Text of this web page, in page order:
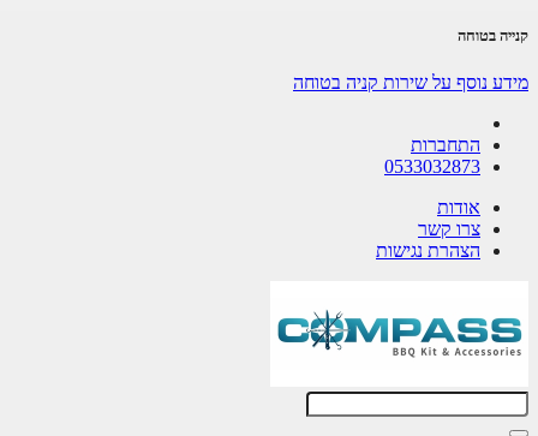
בטוחה
נוסף על שירות קניה בטוחה
התחברות
0533032873
אודות
צרו קשר
הצהרת נגישות